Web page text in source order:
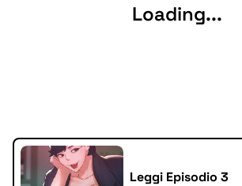
Loading...
Leggi Episodio 3